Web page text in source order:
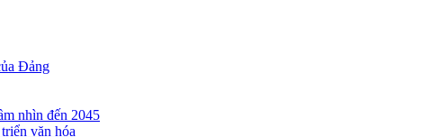
Đảng
nhìn đến 2045
văn hóa